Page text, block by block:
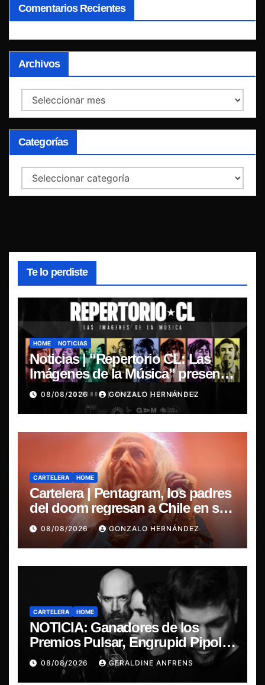
Comentarios Recientes
Archivos
Archivos
Categorías
Categorías
Te lo perdiste
HOME NOTICIAS
Noticias | “Repertorio CL: Las
Imágenes de la Música” presenta
la esencia del nuevo sonido
nacional
08/08/2026 GONZALO HERNÁNDEZ
CARTELERA HOME
Cartelera | Pentagram, los padres
del doom regresan a Chile en su
última misa
08/08/2026 GONZALO HERNÁNDEZ
CARTELERA HOME
NOTICIA: Ganadores de los
Premios Pulsar, Engrupid Pipol
presentan show exclusivo.
08/08/2026 GERALDINE ANFRENS